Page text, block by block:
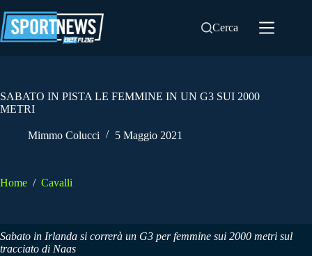
al
contenuto
Cerca
SABATO IN PISTA LE FEMMINE IN UN G3 SUI 2000
METRI
Mimmo Colucci 5 Maggio 2021
Home / Cavalli
Sabato in Irlanda si correrà un G3 per femmine sui 2000 metri sul
tracciato di Naas